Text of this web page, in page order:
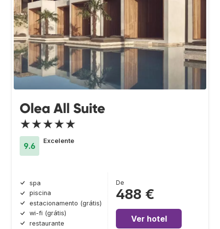
Olea All Suite
★★★★★
9.6
Excelente
spa
piscina
estacionamento (grátis)
wi-fi (grátis)
restaurante
De
488 €
Ver hotel